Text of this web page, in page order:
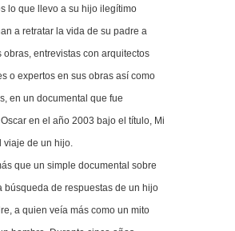
lo que llevo a su hijo ilegítimo
a retratar la vida de su padre a
obras, entrevistas con arquitectos
o expertos en sus obras así como
en un documental que fue
en el año 2003 bajo el título, Mi
viaje de un hijo.
que un simple documental sobre
búsqueda de respuestas de un hijo
a quien veía más como un mito